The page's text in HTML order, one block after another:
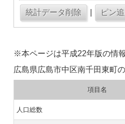
※本ページは平成22年版の情
広島県広島市中区南千田東町
項目名
人口総数